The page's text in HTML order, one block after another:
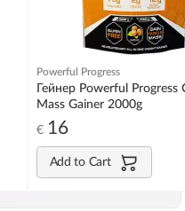
Powerful Progress
Гейнер Powerful Progress
Mass Gainer 2000g
€ 16
Add to Cart